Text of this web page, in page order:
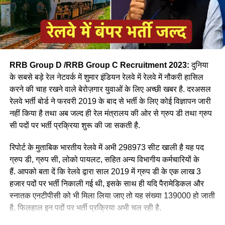
आपने अमूमन पुरुषों को ही रेल चलाते हुए देखा होगा लेकिन माथे पर लाल
बिंदी, भरी हुई मांग और हाथ में लाल चूड़ी पहने हुए महिला लोकों पायलेट
नीलम राथल रेल में सवार हजारों यात्रियों को सुरक्षित गंतव्य पहुंचाने की
रेलवे की सीनियर असिस्टेंट लोको पायलट नीलम बताती है कि जब वे
पेसीजर ट्रेन चलाती है तो कई लोग उन्हें देख कर हेरान रह जाते है कुछ
लड़कीया उन्हे देखकर काफी खुश भी होती है कि एक महिला ट्रेन चल रही
है।
RRB Group D /RRB Group C Recruitment 2023:दुनिया
के सबसे बड़े रेल नेटवर्क में शुमार इंडियन रेलवे में रेलवे में नौकरी हासिल
करने की चाह रखने वाले बेरोज़गार युवाओं के लिए अच्छी खबर है. दरअसल
रेलवे भर्ती बोर्ड ने फरवरी 2019 के बाद से भर्ती के लिए कोई विज्ञापन जारी
नहीं किया है तथा अब जल्द ही रेल मंत्रालय की ओर से ग्रुप डी तथा ग्रुप
सी पदों पर भर्ती प्रक्रिया शुरू की जा सकती है.
रिपोर्ट के मुताबिक भारतीय रेलवे में अभी 298973 सीट खाली है यह पद
ग्रुप डी, ग्रुप सी, लोको पायलट, सहित अन्य विभागीय कर्मचारियों के
हैं. आपको बता दें कि रेलवे द्वारा साल 2019 में ग्रुप डी के एक लाख 3
हजार पदों पर भर्ती निकाली गई थी, इसके साथ ही यदि पैरामेडिकल और
स्नातक एनटीपीसी को भी मिला लिया जाए तो यह संख्या 139000 हो जाती
है. फिलहाल इन पदों पर भर्ती प्रक्रिया अभी चल रही है.